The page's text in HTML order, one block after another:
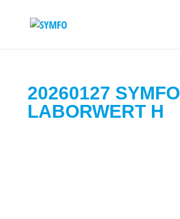
20260127 SYMFO
LABORWERT H